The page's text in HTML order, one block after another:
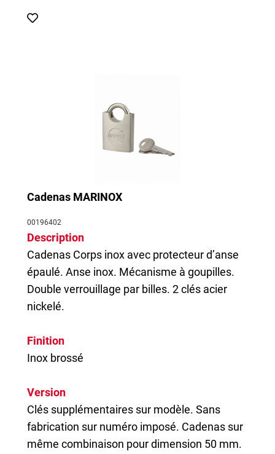
Cadenas MARINOX
00196402
Description
Cadenas Corps inox avec protecteur d’anse
épaulé. Anse inox. Mécanisme à goupilles.
Double verrouillage par billes. 2 clés acier
nickelé.
Finition
Inox brossé
Version
Clés supplémentaires sur modèle. Sans
fabrication sur numéro imposé. Cadenas sur
même combinaison pour dimension 50 mm.